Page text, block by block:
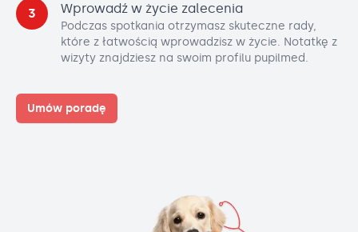
3 Wprowadź w życie zalecenia
Podczas spotkania otrzymasz skuteczne rady,
które z łatwością wprowadzisz w życie. Notatkę z
wizyty znajdziesz na swoim profilu pupilmed.
Umów poradę